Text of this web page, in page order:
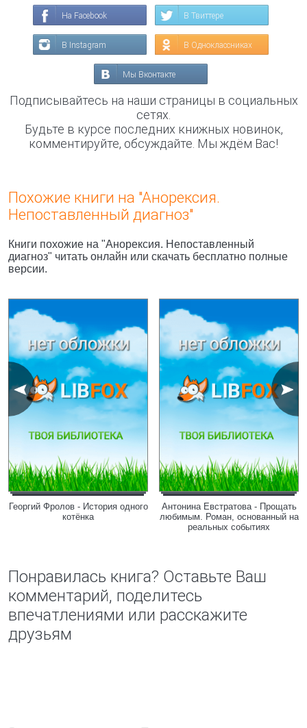
На Facebook В Твиттере
В Instagram В Одноклассниках
Мы Вконтакте
Подписывайтесь на наши страницы в социальных
сетях.
Будьте в курсе последних книжных новинок,
комментируйте, обсуждайте. Мы ждём Вас!
Похожие книги на "Анорексия.
Непоставленный диагноз"
Книги похожие на "Анорексия. Непоставленный
диагноз" читать онлайн или скачать бесплатно полные
версии.
Георгий Фролов - История одного
котёнка
Антонина Евстратова - Прощать
любимым. Роман, основанный на
реальных событиях
Понравилась книга? Оставьте Ваш
комментарий, поделитесь
впечатлениями или расскажите
друзьям